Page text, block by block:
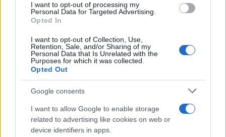
consent section.
I want to opt-out of processing my
Personal Data for Targeted Advertising.
Opted In
I want to opt-out of Collection, Use,
Retention, Sale, and/or Sharing of my
Personal Data that Is Unrelated with the
Purposes for which it was collected.
Opted Out
Google consents
I want to allow Google to enable storage
related to advertising like cookies on web or
device identifiers in apps.
FRASI
Frasi celebri
Frasi da condividere
Poesie
FILM
Frasi dei film